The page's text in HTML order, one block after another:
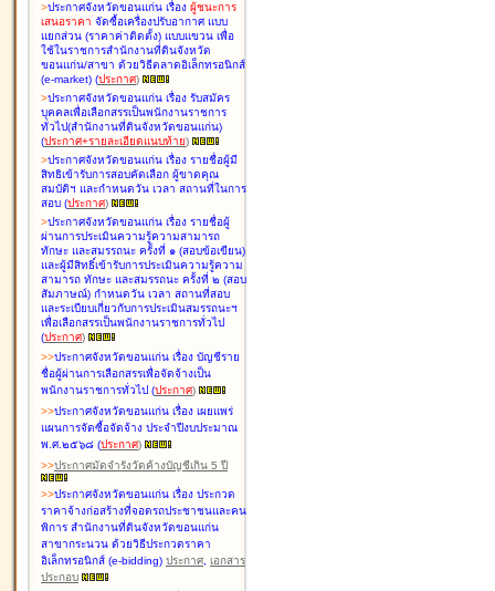
>ประกาศจังหวัดขอนแก่น เรื่อง ผู้ชนะการ
เสนอราคา จัดซื้อเครื่องปรับอากาศ แบบ
แยกส่วน (ราคาค่าติดตั้ง) แบบแขวน เพื่อ
ใช้ในราชการสำนักงานที่ดินจังหวัด
ขอนแก่น/สาขา ด้วยวิธีตลาดอิเล็กทรอนิกส์
(e-market) (ประกาศ)
>ประกาศจังหวัดขอนแก่น เรื่อง รับสมัคร
บุคคลเพื่อเลือกสรรเป็นพนักงานราชการ
ทั่วไป(สำนักงานที่ดินจังหวัดขอนแก่น)
(ประกาศ+รายละเอียดแนบท้าย)
>ประกาศจังหวัดขอนแก่น เรื่อง รายชื่อผู้มี
สิทธิเข้ารับการสอบคัดเลือก ผู้ขาดคุณ
สมบัติฯ และกำหนดวัน เวลา สถานที่ในการ
สอบ (ประกาศ)
>ประกาศจังหวัดขอนแก่น เรื่อง รายชื่อผู้
ผ่านการประเมินความรู้ความสามารถ
ทักษะ และสมรรถนะ ครั้งที่ ๑ (สอบข้อเขียน)
และผู้มีสิทธิ์เข้ารับการประเมินความรู้ความ
สามารถ ทักษะ และสมรรถนะ ครั้งที่ ๒ (สอบ
สัมภาษณ์) กำหนดวัน เวลา สถานที่สอบ
และระเบียบเกี่ยวกับการประเมินสมรรถนะฯ
เพื่อเลือกสรรเป็นพนักงานราชการทั่วไป
(ประกาศ)
>>ประกาศจังหวัดขอนแก่น เรื่อง บัญชีราย
ชื่อผู้ผ่านการเลือกสรรเพื่อจัดจ้างเป็น
พนักงานราชการทั่วไป (ประกาศ)
>>ประกาศจังหวัดขอนแก่น เรื่อง เผยแพร่
แผนการจัดซื้อจัดจ้าง ประจำปีงบประมาณ
พ.ศ.๒๕๖๘ (ประกาศ)
>>ประกาศมัดจำรังวัดค้างบัญชีเกิน 5 ปี
>>ประกาศจังหวัดขอนแก่น เรื่อง ประกวด
ราคาจ้างก่อสร้างที่จอดรถประชาชนและคน
พิการ สำนักงานที่ดินจังหวัดขอนแก่น
สาขากระนวน ด้วยวิธีประกวดราคา
อิเล็กทรอนิกส์ (e-bidding) ประกาศ, เอกสาร
ประกอบ